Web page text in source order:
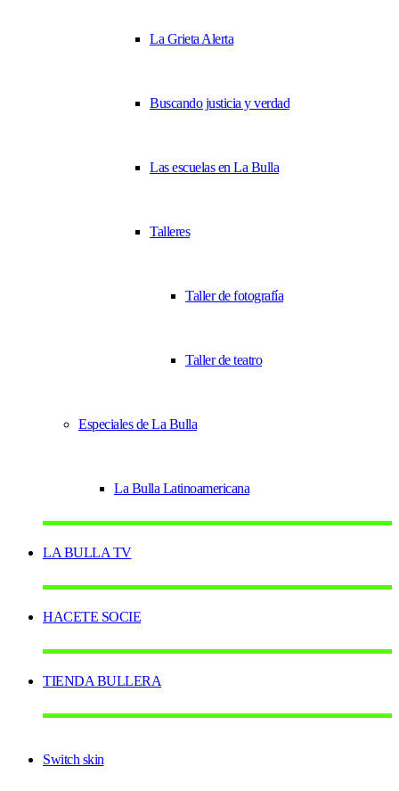
La Grieta Alerta
Buscando justicia y verdad
Las escuelas en La Bulla
Talleres
Taller de fotografía
Taller de teatro
Especiales de La Bulla
La Bulla Latinoamericana
LA BULLA TV
HACETE SOCIE
TIENDA BULLERA
Switch skin